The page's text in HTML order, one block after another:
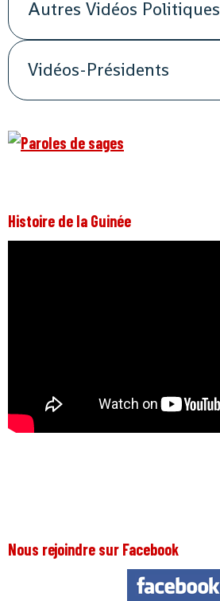
Autres Vidéos Politiques
Vidéos-Présidents
Histoire de la Guinée
Nous rejoindre sur Facebook